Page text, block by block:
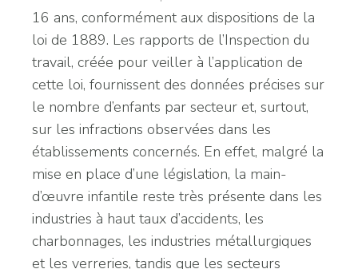
16 ans, conformément aux dispositions de la
loi de 1889. Les rapports de l’Inspection du
travail, créée pour veiller à l’application de
cette loi, fournissent des données précises sur
le nombre d’enfants par secteur et, surtout,
sur les infractions observées dans les
établissements concernés. En effet, malgré la
mise en place d’une législation, la main-
d’œuvre infantile reste très présente dans les
industries à haut taux d’accidents, les
charbonnages, les industries métallurgiques
et les verreries, tandis que les secteurs